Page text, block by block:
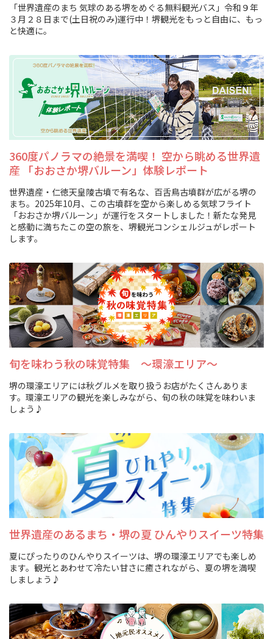
NEWS
堺ナビ
ようこそ堺へ！
地図から探す
スポット検索
観光案内所
観光パンフレット
堺おもてなしチケット
お役立ち情報紹介
堺観光タクシー
交通・アクセス
堺観光コンベンション協会について
協会について
協会からのお知らせ
旅行業約款及びご旅行条件書について
「世界遺産のまち 気球のある堺をめぐる無料観光バス」令和９年
３月２８日まで(土日祝のみ)運行中！堺観光をもっと自由に、もっ
と快適に。
360度パノラマの絶景を満喫！ 空から眺める世界遺
産 「おおさか堺バルーン」体験レポート
世界遺産・仁徳天皇陵古墳で有名な、百舌鳥古墳群が広がる堺の
まち。2025年10月、この古墳群を空から楽しめる気球フライト
「おおさか堺バルーン」が運行をスタートしました！新たな発見
と感動に満ちたこの空の旅を、堺観光コンシェルジュがレポート
します。
旬を味わう秋の味覚特集 ～環濠エリア～
堺の環濠エリアには秋グルメを取り扱うお店がたくさんありま
す。環濠エリアの観光を楽しみながら、旬の秋の味覚を味わいま
しょう♪
世界遺産のあるまち・堺の夏 ひんやりスイーツ特集
夏にぴったりのひんやりスイーツは、堺の環濠エリアでも楽しめ
ます。観光とあわせて冷たい甘さに癒されながら、夏の堺を満喫
しましょう♪